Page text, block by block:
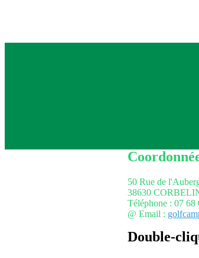
50 Rue de
38630
Téléphone : 07 68
@ Email :
Double-